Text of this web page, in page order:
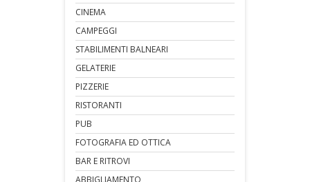
CINEMA
CAMPEGGI
STABILIMENTI BALNEARI
GELATERIE
PIZZERIE
RISTORANTI
PUB
FOTOGRAFIA ED OTTICA
BAR E RITROVI
ABBIGLIAMENTO